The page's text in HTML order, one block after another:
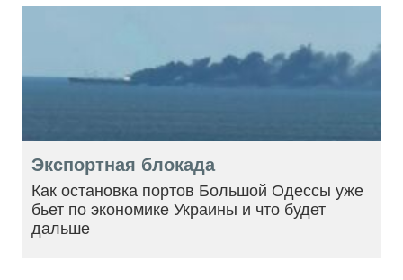
Экспортная блокада
Как остановка портов Большой Одессы уже
бьет по экономике Украины и что будет
дальше